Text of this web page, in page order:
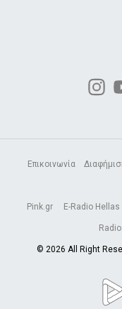
Επικοινωνία
Pink.gr E-Radio Hellas
Radio
© 2026 All Right